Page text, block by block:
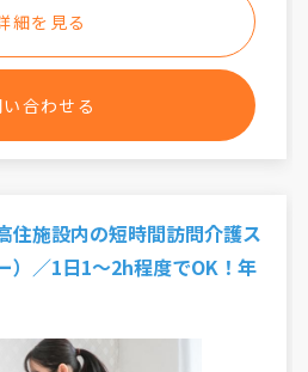
細を見る
い合わせる
住施設内の短時間訪問介護ス
）／1日1～2h程度でOK！年